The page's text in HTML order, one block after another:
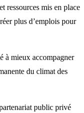
ressources mis en place
plus d’emplois pour
à mieux accompagner
du climat des
public privé